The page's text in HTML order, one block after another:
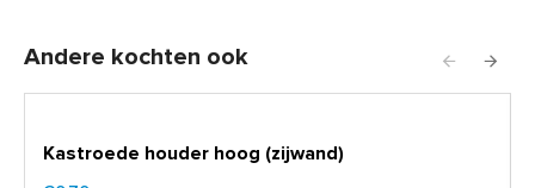
Andere kochten ook
Kastroede houder hoog (zijwand)